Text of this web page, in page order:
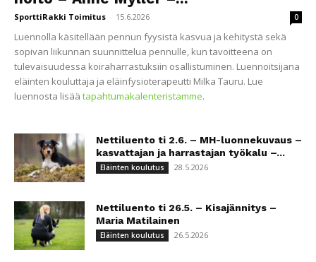
SporttiRakki Toimitus - 15.6.2026 0
Luennolla käsitellään pennun fyysistä kasvua ja kehitystä sekä
sopivan liikunnan suunnittelua pennulle, kun tavoitteena on
tulevaisuudessa koiraharrastuksiin osallistuminen. Luennoitsijana
eläinten kouluttaja ja eläinfysioterapeutti Milka Tauru. Lue
luennosta lisää tapahtumakalenteristamme.
Nettiluento ti 2.6. – MH-luonnekuvaus –
kasvattajan ja harrastajan työkalu –...
Eläinten koulutus 28.5.2026
Nettiluento ti 26.5. – Kisajännitys –
Maria Matilainen
Eläinten koulutus 26.5.2026